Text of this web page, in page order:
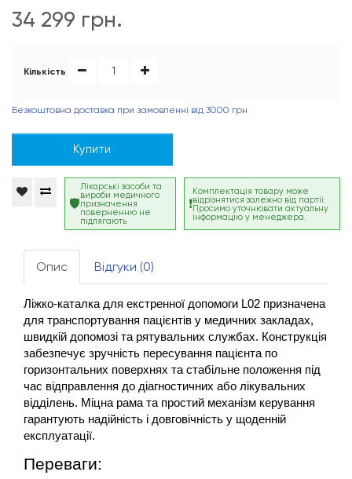
34 299 грн.
Кількість
Безкоштовна доставка при замовленні від 3000 грн
Купити
Лікарські засоби та
вироби медичного
призначення
поверненню не
підлягають
Комплектація товару може
відрізнятися залежно від партії.
Просимо уточнювати актуальну
інформацію у менеджера.
Опис Відгуки (0)
Ліжко-каталка для екстренної допомоги L02 призначена
для транспортування пацієнтів у медичних закладах,
швидкій допомозі та рятувальних службах. Конструкція
забезпечує зручність пересування пацієнта по
горизонтальних поверхнях та стабільне положення під
час відправлення до діагностичних або лікувальних
відділень. Міцна рама та простий механізм керування
гарантують надійність і довговічність у щоденній
експлуатації.
Переваги: